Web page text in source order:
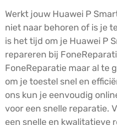
Werkt jouw Huawei P
niet naar behoren of is je
is het tijd om je Huawei P
repareren bij
FoneReparatie maar al te
om je toestel snel en
ons kun je eenvoudig
voor een snelle reparatie.
een snelle en kwalitatieve